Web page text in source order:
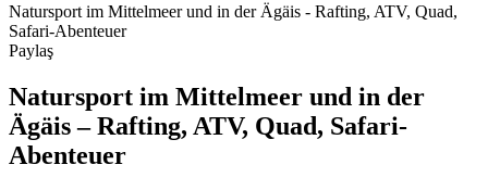
Natursport im Mittelmeer und in der Ägäis - Rafting, ATV, Quad,
Safari-Abenteuer
Paylaş
Natursport im Mittelmeer und in der
Ägäis – Rafting, ATV, Quad, Safari-
Abenteuer